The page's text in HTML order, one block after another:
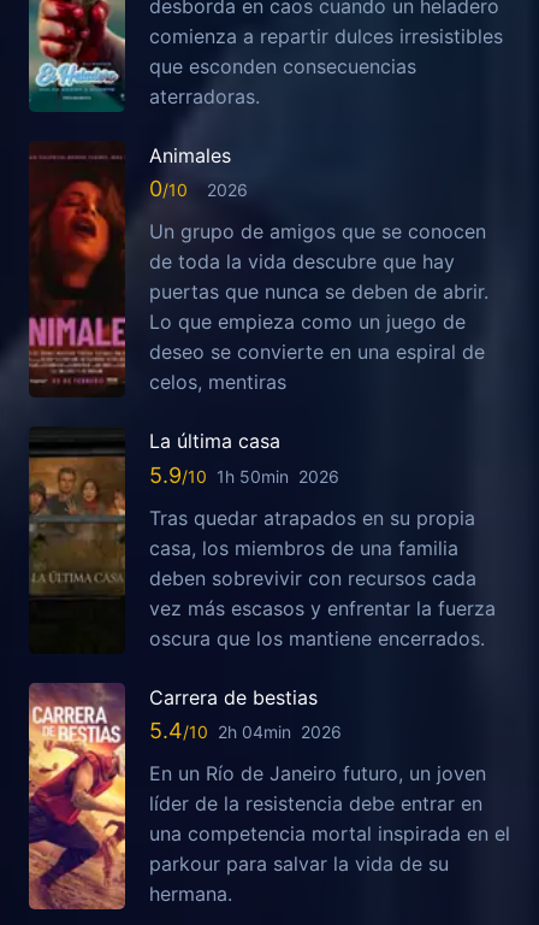
desborda en caos cuando un heladero
comienza a repartir dulces irresistibles
que esconden consecuencias
aterradoras.
Animales
0 2026
Un grupo de amigos que se conocen
de toda la vida descubre que hay
puertas que nunca se deben de abrir.
Lo que empieza como un juego de
deseo se convierte en una espiral de
celos, mentiras
La última casa
5.9 1h 50min 2026
Tras quedar atrapados en su propia
casa, los miembros de una familia
deben sobrevivir con recursos cada
vez más escasos y enfrentar la fuerza
oscura que los mantiene encerrados.
Carrera de bestias
5.4 2h 04min 2026
En un Río de Janeiro futuro, un joven
líder de la resistencia debe entrar en
una competencia mortal inspirada en el
parkour para salvar la vida de su
hermana.